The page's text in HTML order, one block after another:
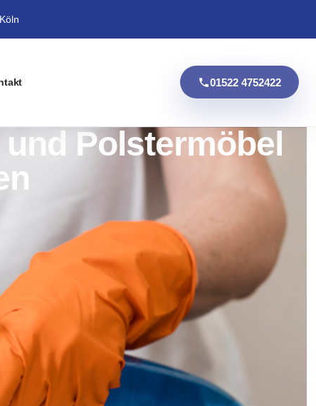
01522 4752422
Polstermöbel